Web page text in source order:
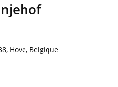
Hove, Belgique